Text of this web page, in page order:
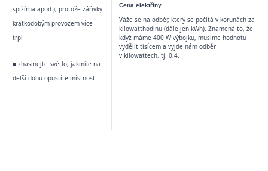
spižírna apod.), protože zářivky
krátkodobým provozem více
trpí
■ zhasínejte světlo, jakmile na
delší dobu opustíte místnost
Cena elektřiny
Váže se na odběr, který se počítá v korunách za
kilowatthodinu (dále jen kWh). Znamená to, že
když máme 400 W výbojku, musíme hodnotu
vydělit tisícem a vyjde nám odběr
v kilowattech, tj. 0,4.